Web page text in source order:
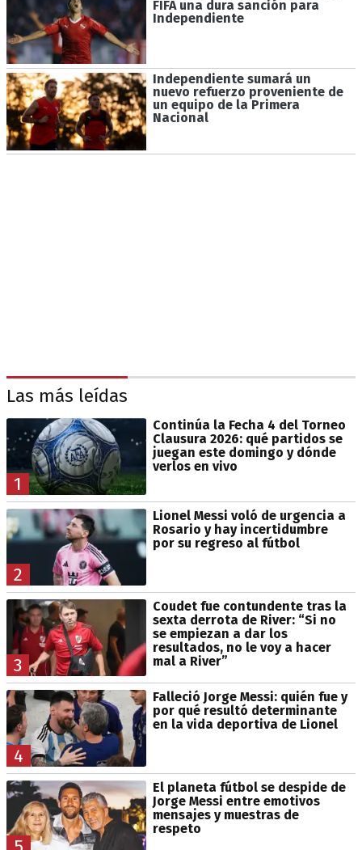
FIFA una dura sanción para
Independiente
Independiente sumará un
nuevo refuerzo proveniente de
un equipo de la Primera
Nacional
Las más leídas
1
Continúa la Fecha 4 del Torneo
Clausura 2026: qué partidos se
juegan este domingo y dónde
verlos en vivo
2
Lionel Messi voló de urgencia a
Rosario y hay incertidumbre
por su regreso al fútbol
3
Coudet fue contundente tras la
sexta derrota de River: “Si no
se empiezan a dar los
resultados, no le voy a hacer
mal a River”
4
Falleció Jorge Messi: quién fue y
por qué resultó determinante
en la vida deportiva de Lionel
El planeta fútbol se despide de
Jorge Messi entre emotivos
mensajes y muestras de
respeto